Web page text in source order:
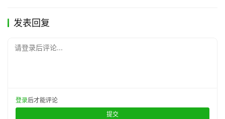
发表回复
请登录后评论...
登录后才能评论
提交